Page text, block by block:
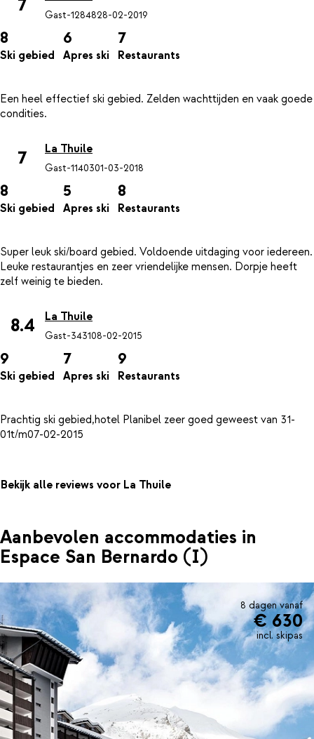
7 Gast-1284828-02-2019
8
Ski gebied
6
Apres ski
7
Restaurants
Een heel effectief ski gebied. Zelden wachttijden en vaak goede
7 La Thuile
Gast-1140301-03-2018
8
Ski gebied
5
Apres ski
8
Restaurants
Super leuk ski/board gebied. Voldoende uitdaging voor iedereen.
Leuke restaurantjes en zeer vriendelijke mensen. Dorpje heeft
8.4 La Thuile
Gast-343108-02-2015
9
Ski gebied
7
Apres ski
9
Restaurants
Prachtig ski gebied,hotel Planibel zeer goed geweest van 31-
Bekijk alle reviews voor La Thuile
Aanbevolen accommodaties in
Espace San Bernardo (I)
8 dagen vanaf
€ 630
incl. skipas